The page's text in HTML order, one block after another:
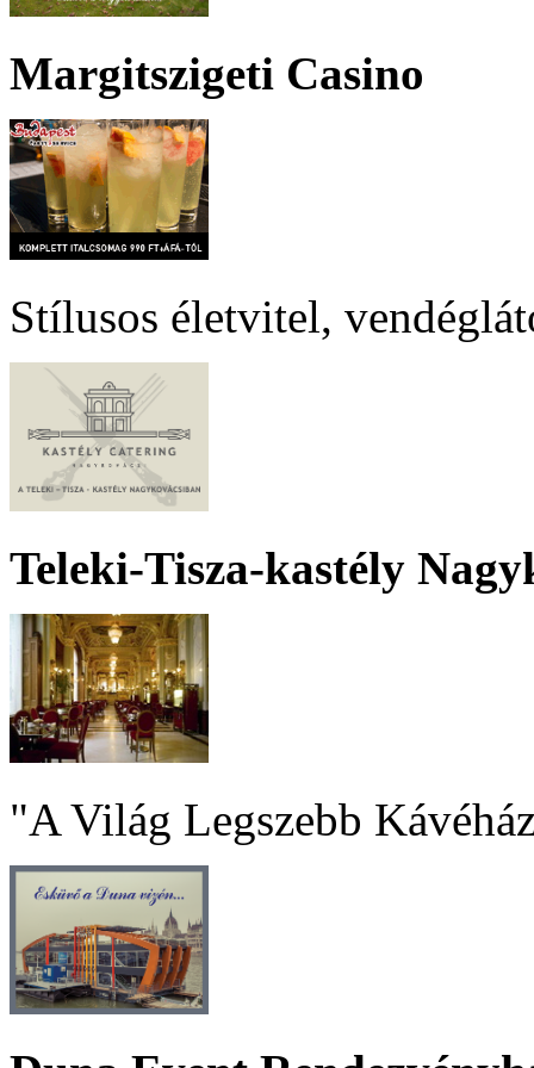
Margitszigeti Casino
Stílusos életvitel,
Teleki-Tisza-kastély
"A Világ Legszebb